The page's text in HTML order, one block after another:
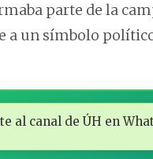
parte de la
a un símbolo
al canal de ÚH en